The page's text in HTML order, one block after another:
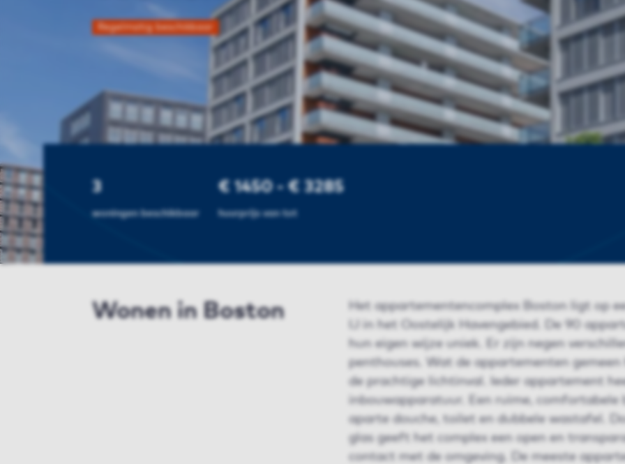
Regelmatig beschikbaar
3
woningen beschikbaar
€ 1450 - € 3285
huurprijs van tot
Wonen in Boston
Het appartementencomplex Boston ligt op
IJ in het Oostelijk Havengebied. De 90
hun eigen wijze uniek. Er zijn negen
penthouses. Wat de appartementen
de prachtige lichtinval. Ieder appartement
inbouwapparatuur. Een ruime, comfortabele
aparte douche, toilet en dubbele wastafel.
glas geeft het complex een open en
contact met de omgeving. De meeste